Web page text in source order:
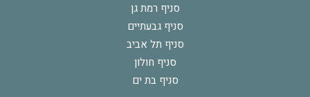
סניף רמת גן
סניף גבעתיים
סניף תל אביב
סניף חולון
סניף בת ים